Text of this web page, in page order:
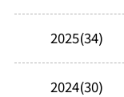
2025(34)
2024(30)